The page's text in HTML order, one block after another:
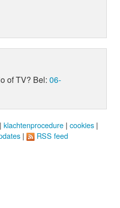
of TV? Bel:06-
| klachtenprocedure | cookies |
| RSS feed